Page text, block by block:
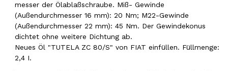
messer der Ölablaßschraube. Miß- Gewinde
(Außendurchmesser 16 mm): 20 Nm; M22-Gewinde
(Außendurchmesser 22 mm): 45 Nm. Der Gewindekonus
dichtet ohne weitere Dichtung ab.
Neues Öl "TUTELA ZC 80/S" von FIAT einfüllen. Füllmenge:
2,4 I.